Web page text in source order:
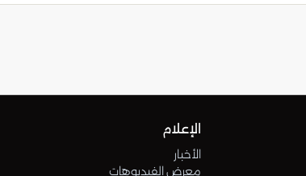
الإعلام
الأخبار
معرض الفيديوهات